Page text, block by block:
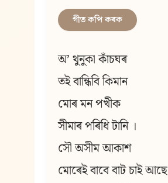
গীত কপি কৰক
অ’ থুনুকা কাঁচঘৰ
তই বান্ধিবি কিমান
মোৰ মন পখীক
সীমাৰ পৰিধি টানি ।
সৌ অসীম আকাশ
মোৰেই বাবে বাট চাই আছে